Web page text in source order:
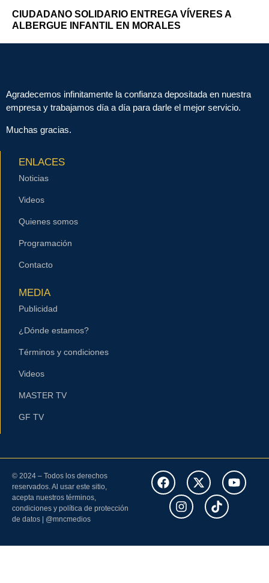
CIUDADANO SOLIDARIO ENTREGA VÍVERES A
ALBERGUE INFANTIL EN MORALES
Agradecemos infinitamente la confianza depositada en nuestra
empresa y trabajamos día a día para darle el mejor servicio.
Muchas gracias.
ENLACES
Noticias
Videos
Quienes somos
Programación
Contacto
MEDIA
Publicidad
¿Dónde estamos?
Términos y condiciones
Videos
MASTER TV
GF TV
© 2024 – Todos los derechos
reservados. Al usar este sitio,
acepta nuestros términos,
condiciones y política de protección
de datos | @mncmedios